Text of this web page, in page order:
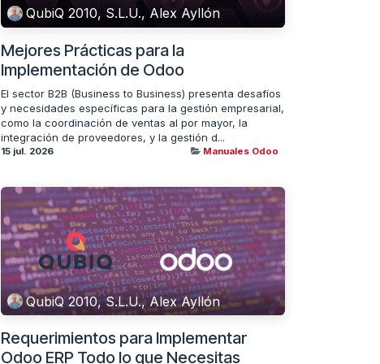
QubiQ 2010, S.L.U., Alex Ayllón
Mejores Prácticas para la
Implementación de Odoo
El sector B2B (Business to Business) presenta desafíos
y necesidades específicas para la gestión empresarial,
como la coordinación de ventas al por mayor, la
integración de proveedores, y la gestión d...
15 jul. 2026 Manuales Odoo
QubiQ 2010, S.L.U., Alex Ayllón
Requerimientos para Implementar
Odoo ERP Todo lo que Necesitas